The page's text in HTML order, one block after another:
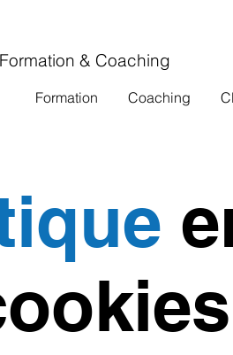
Formation & Coaching
Formation Coaching